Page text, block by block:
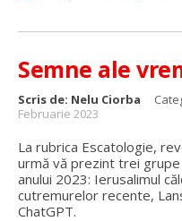
Semne ale
Scris de: Nelu Ciorba
Februarie 2023
La rubrica Escatologie,
urmă vă prezint trei
anului 2023: Ierusalimul
cutremurelor recente,
ChatGPT.